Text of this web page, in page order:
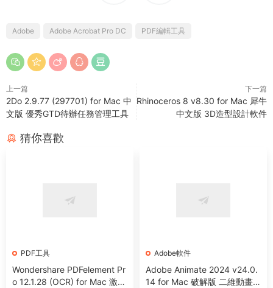
Adobe Adobe Acrobat Pro DC PDF編輯工具
上一篇
2Do 2.9.77 (297701) for Mac 中
文版 優秀GTD待辦任務管理工具
下一篇
Rhinoceros 8 v8.30 for Mac 犀牛
中文版 3D造型設計軟件
猜你喜歡
PDF工具
Wondershare PDFelement Pr
o 12.1.28 (OCR) for Mac 激活
Adobe軟件
Adobe Animate 2024 v24.0.
14 for Mac 破解版 二維動畫